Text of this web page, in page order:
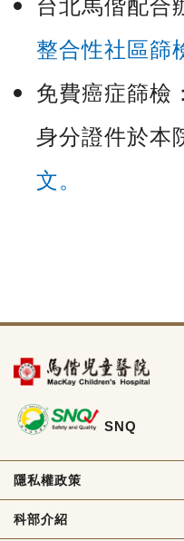
整合性社區篩
免費癌症篩檢
身分證件於本
文。
SNQ
隱私權政策
科部介紹